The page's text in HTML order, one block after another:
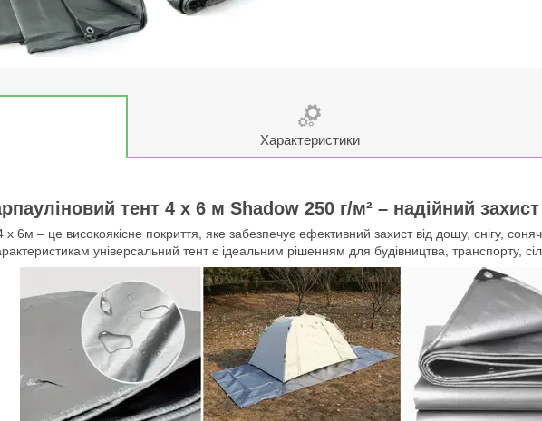
Характеристики
тент 4 х 6 м Shadow 250 г/м² – надійний
6м – це високоякісне покриття, яке забезпечує ефективний захист від дощу, снігу,
універсальний тент є ідеальним рішенням для будівництва, транспорту,